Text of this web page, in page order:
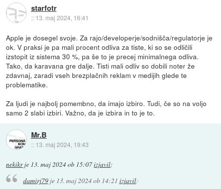
starfotr
:: 13. maj 2024, 16:41
Apple je dosegel svoje. Za rajo/developerje/sodnišča/regulatorje je
ok. V praksi je pa mali procent odliva za tiste, ki so se odličili
izstopit iz sistema 30 %, pa še to je precej minimalnega odliva.
Tako, da karavana gre dalje. Tisti mali odliv so dobili noter že
zdavnaj, zaradi vseh brezplačnih reklam v medijih glede te
problematike.
Za ljudi je najbolj pomembno, da imajo izbiro. Tudi, če so na voljo
samo 2 slabi izbiri. Važno, da je izbira in to je to.
Mr.B
:: 13. maj 2024, 19:43
nekikrje 13. maj 2024 ob 15:07izjavil:
damirj79je 13. maj 2024 ob 14:21 izjavil: